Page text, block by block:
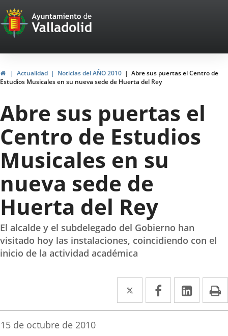
Portal
Web
del
Ayuntamiento
de
Valladolid
HomeActualidad Noticias del AÑO 2010
Abre sus puertas el Centro de
Estudios Musicales en su nueva sede de Huerta del Rey
Abre sus puertas el
Centro de Estudios
Musicales en su
nueva sede de
Huerta del Rey
El alcalde y el subdelegado del Gobierno han
visitado hoy las instalaciones, coincidiendo con el
inicio de la actividad académica
Twitter
Enlace
a
Facebook
Enlace
a
Enlace
a
Fecha
15 de octubre de 2010